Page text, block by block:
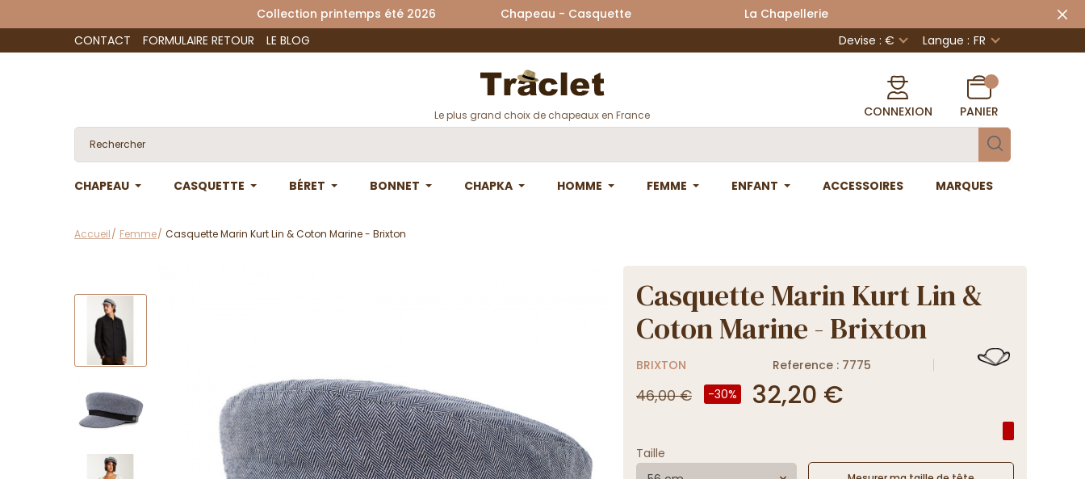
Collection printemps été 2026 Chapeau - Casquette La Chapellerie
CONTACT
FORMULAIRE RETOUR LE BLOG Devise : € Langue : FR
Le plus grand choix de chapeaux en France CONNEXION PANIER
CHAPEAU CASQUETTE BÉRET BONNET CHAPKA HOMME FEMME ENFANT ACCESSOIRES MARQUES
Accueil Femme Casquette Marin Kurt Lin & Coton Marine - Brixton
Casquette Marin Kurt Lin &
Coton Marine - Brixton
BRIXTON Reference : 7775
46,00 € -30% 32,20 €
Taille